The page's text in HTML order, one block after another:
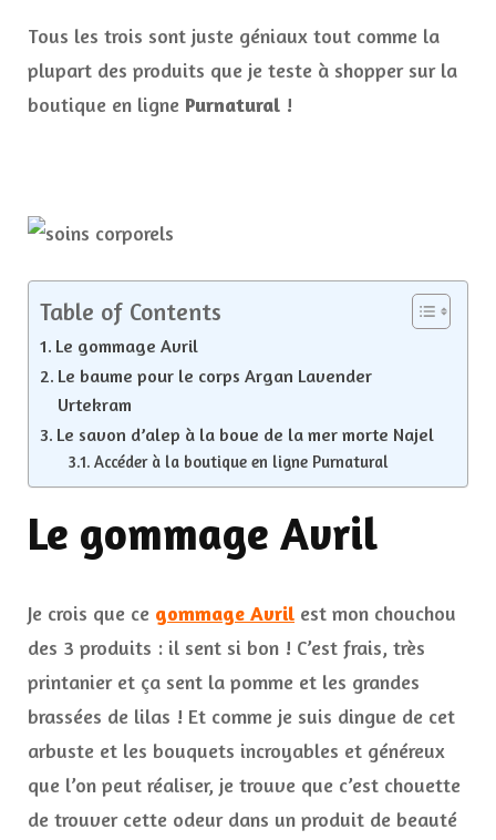
Tous les trois sont juste géniaux tout comme la
plupart des produits que je teste à shopper sur la
boutique en ligne Purnatural !
Table of Contents
Le gommage Avril
Le baume pour le corps Argan Lavender
Urtekram
Le savon d’alep à la boue de la mer morte Najel
Accéder à la boutique en ligne Purnatural
Le gommage Avril
Je crois que ce gommage Avril est mon chouchou
des 3 produits : il sent si bon ! C’est frais, très
printanier et ça sent la pomme et les grandes
brassées de lilas ! Et comme je suis dingue de cet
arbuste et les bouquets incroyables et généreux
que l’on peut réaliser, je trouve que c’est chouette
de trouver cette odeur dans un produit de beauté